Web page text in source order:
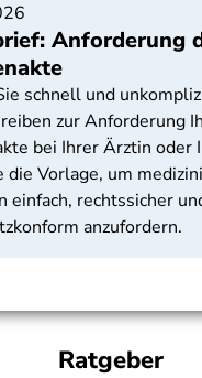
Anforderung
schnell und
zur Anforderung
bei Ihrer Ärztin oder
die Vorlage, um
einfach, rechtssicher
anzufordern.
Ratgeber